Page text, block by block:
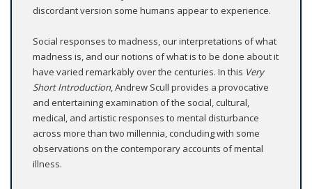
discordant version some humans appear to experience.
Social responses to madness, our interpretations of what
madness is, and our notions of what is to be done about it
have varied remarkably over the centuries. In this Very
Short Introduction, Andrew Scull provides a provocative
and entertaining examination of the social, cultural,
medical, and artistic responses to mental disturbance
across more than two millennia, concluding with some
observations on the contemporary accounts of mental
illness.